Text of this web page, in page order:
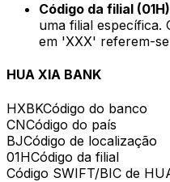
Código da filial
uma filial específica.
em 'XXX' referem-
HUA XIA BANK
HXBKCódigo do banco
CNCódigo do país
BJCódigo de localização
01HCódigo da filial
Código SWIFT/BIC de